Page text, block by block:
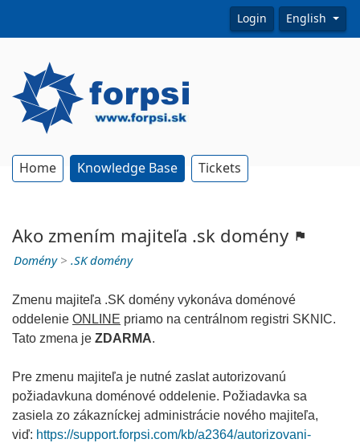
Login English
Home Knowledge Base Tickets
Ako zmením majiteľa .sk domény
Domény> .SK domény
Zmenu majiteľa .SK domény vykonáva doménové
oddelenie ONLINE priamo na centrálnom registri SKNIC.
Tato zmena je ZDARMA.
Pre zmenu majiteľa je nutné zaslat autorizovanú
požiadavkuna doménové oddelenie. Požiadavka sa
zasiela zo zákazníckej administrácie nového majiteľa,
viď: https://support.forpsi.com/kb/a2364/autorizovani-